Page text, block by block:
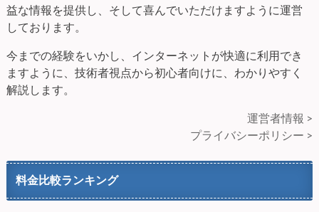
益な情報を提供し、そして喜んでいただけますように運営
しております。
今までの経験をいかし、インターネットが快適に利用でき
ますように、技術者視点から初心者向けに、わかりやすく
解説します。
運営者情報 >
プライバシーポリシー >
料金比較ランキング